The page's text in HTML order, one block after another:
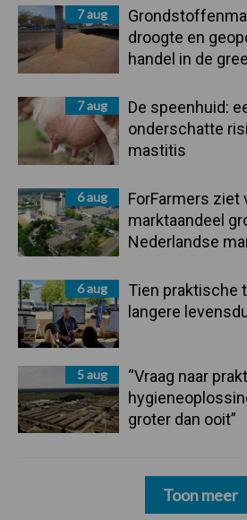
7 aug
droogte en
handel in de
7 aug
De speenhuid:
onderschatte
mastitis
6 aug
ForFarmers ziet
marktaandeel
Nederlandse
6 aug
Tien praktische
langere
5 aug
“Vraag naar
groter dan ooit”
Toon meer